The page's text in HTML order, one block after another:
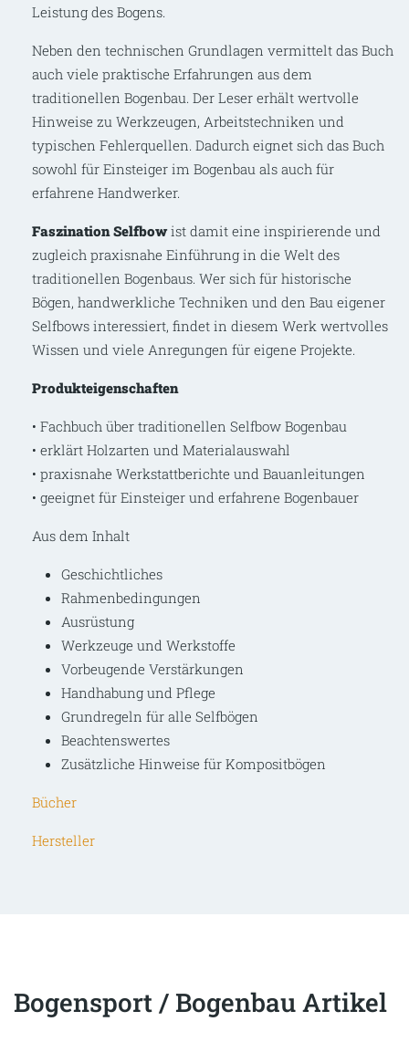
Leistung des Bogens.
Neben den technischen Grundlagen vermittelt das Buch
auch viele praktische Erfahrungen aus dem
traditionellen Bogenbau. Der Leser erhält wertvolle
Hinweise zu Werkzeugen, Arbeitstechniken und
typischen Fehlerquellen. Dadurch eignet sich das Buch
sowohl für Einsteiger im Bogenbau als auch für
erfahrene Handwerker.
Faszination Selfbowist damit eine inspirierende und
zugleich praxisnahe Einführung in die Welt des
traditionellen Bogenbaus. Wer sich für historische
Bögen, handwerkliche Techniken und den Bau eigener
Selfbows interessiert, findet in diesem Werk wertvolles
Wissen und viele Anregungen für eigene Projekte.
Produkteigenschaften
• Fachbuch über traditionellen Selfbow Bogenbau
• erklärt Holzarten und Materialauswahl
• praxisnahe Werkstattberichte und Bauanleitungen
• geeignet für Einsteiger und erfahrene Bogenbauer
Aus dem Inhalt
Geschichtliches
Rahmenbedingungen
Ausrüstung
Werkzeuge und Werkstoffe
Vorbeugende Verstärkungen
Handhabung und Pflege
Grundregeln für alle Selfbögen
Beachtenswertes
Zusätzliche Hinweise für Kompositbögen
Bücher
Hersteller
Bogensport / Bogenbau Artikel